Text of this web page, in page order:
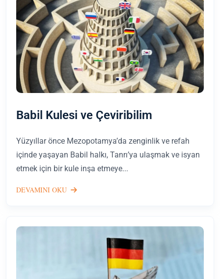
Babil Kulesi ve Çeviribilim
Yüzyıllar önce Mezopotamya’da zenginlik ve refah
içinde yaşayan Babil halkı, Tanrı’ya ulaşmak ve isyan
etmek için bir kule inşa etmeye...
DEVAMINI OKU